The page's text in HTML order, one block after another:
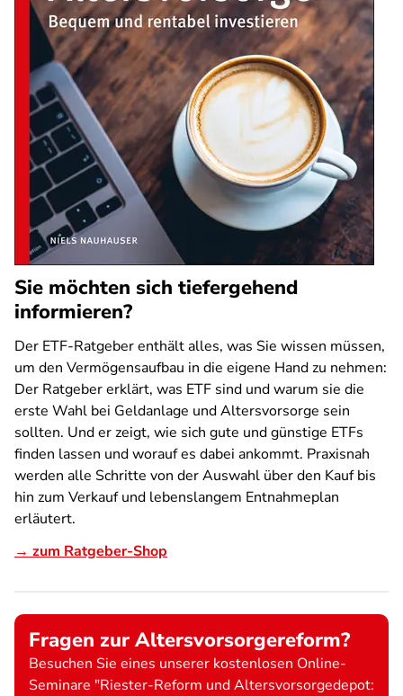
Sie möchten sich tiefergehend
informieren?
Der ETF-Ratgeber enthält alles, was Sie wissen müssen,
um den Vermögensaufbau in die eigene Hand zu nehmen:
Der Ratgeber erklärt, was ETF sind und warum sie die
erste Wahl bei Geldanlage und Altersvorsorge sein
sollten. Und er zeigt, wie sich gute und günstige ETFs
finden lassen und worauf es dabei ankommt. Praxisnah
werden alle Schritte von der Auswahl über den Kauf bis
hin zum Verkauf und lebenslangem Entnahmeplan
erläutert.
→ zum Ratgeber-Shop
Fragen zur Altersvorsorgereform?
Besuchen Sie eines unserer kostenlosen Online-
Seminare "Riester-Reform und Altersvorsorgedepot: